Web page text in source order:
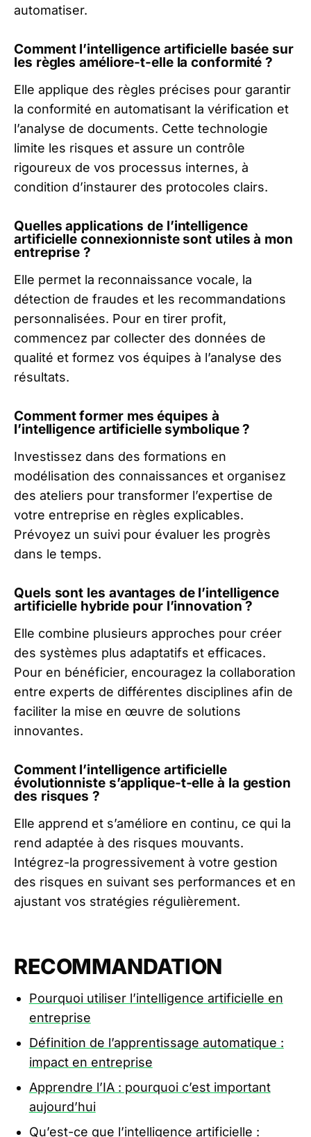
automatiser.
Comment l’intelligence artificielle basée sur
les règles améliore-t-elle la conformité ?
Elle applique des règles précises pour garantir
la conformité en automatisant la vérification et
l’analyse de documents. Cette technologie
limite les risques et assure un contrôle
rigoureux de vos processus internes, à
condition d’instaurer des protocoles clairs.
Quelles applications de l’intelligence
artificielle connexionniste sont utiles à mon
entreprise ?
Elle permet la reconnaissance vocale, la
détection de fraudes et les recommandations
personnalisées. Pour en tirer profit,
commencez par collecter des données de
qualité et formez vos équipes à l’analyse des
résultats.
Comment former mes équipes à
l’intelligence artificielle symbolique ?
Investissez dans des formations en
modélisation des connaissances et organisez
des ateliers pour transformer l’expertise de
votre entreprise en règles explicables.
Prévoyez un suivi pour évaluer les progrès
dans le temps.
Quels sont les avantages de l’intelligence
artificielle hybride pour l’innovation ?
Elle combine plusieurs approches pour créer
des systèmes plus adaptatifs et efficaces.
Pour en bénéficier, encouragez la collaboration
entre experts de différentes disciplines afin de
faciliter la mise en œuvre de solutions
innovantes.
Comment l’intelligence artificielle
évolutionniste s’applique-t-elle à la gestion
des risques ?
Elle apprend et s’améliore en continu, ce qui la
rend adaptée à des risques mouvants.
Intégrez-la progressivement à votre gestion
des risques en suivant ses performances et en
ajustant vos stratégies régulièrement.
RECOMMANDATION
Pourquoi utiliser l’intelligence artificielle en
entreprise
Définition de l’apprentissage automatique :
impact en entreprise
Apprendre l’IA : pourquoi c’est important
aujourd’hui
Qu’est-ce que l’intelligence artificielle :